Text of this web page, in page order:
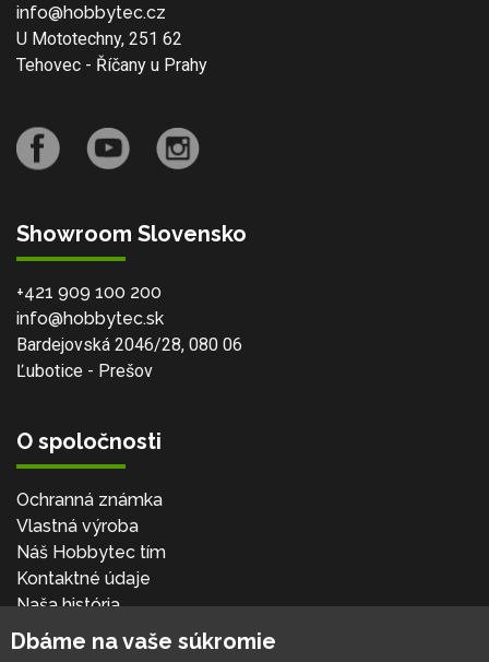
info@hobbytec.cz
U Mototechny, 251 62
Tehovec - Říčany u Prahy
Showroom Slovensko
+421 909 100 200
info@hobbytec.sk
Bardejovská 2046/28, 080 06
Ľubotice - Prešov
O spoločnosti
Ochranná známka
Vlastná výroba
Náš Hobbytec tím
Kontaktné údaje
Naša história
Kariéra
Dbáme na vaše súkromie